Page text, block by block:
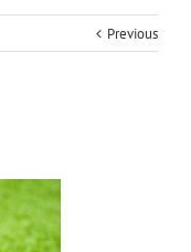
Previous